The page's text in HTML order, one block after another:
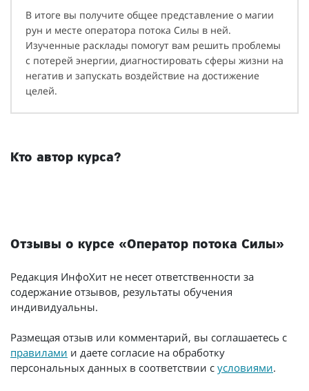
В итоге вы получите общее представление о магии
рун и месте оператора потока Силы в ней.
Изученные расклады помогут вам решить проблемы
с потерей энергии, диагностировать сферы жизни на
негатив и запускать воздействие на достижение
целей.
Кто автор курса?
Отзывы о курсе «Оператор потока Силы»
Редакция ИнфоХит не несет ответственности за
содержание отзывов, результаты обучения
индивидуальны.
Размещая отзыв или комментарий, вы соглашаетесь с
правилами и даете согласие на обработку
персональных данных в соответствии с условиями.